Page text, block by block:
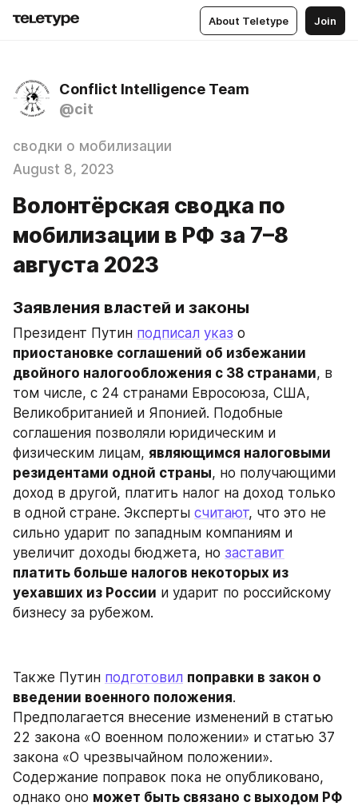
About Teletype Join
Conflict Intelligence Team
@cit
сводки о мобилизации
August 8, 2023
Волонтёрская сводка по
мобилизации в РФ за 7–8
августа 2023
Заявления властей и законы
Президент Путин подписал указ
приостановке соглашений об избежании
двойного налогообложения с 38 странами, в
том числе, с 24 странами Евросоюза, США,
Великобританией и Японией. Подобные
соглашения позволяли юридическим и
физическим лицам, являющимся налоговыми
резидентами одной страны, но получающими
доход в другой, платить налог на доход только
в одной стране. Эксперты считают, что это не
сильно ударит по западным компаниям и
увеличит доходы бюджета, но заставит
платить больше налогов некоторых из
уехавших из России и ударит по российскому
бизнесу за рубежом.
Также Путин подготовил поправки в закон о
введении военного положения.
Предполагается внесение изменений в статью
22 закона «О военном положении» и статью 37
закона «О чрезвычайном положении».
Содержание поправок пока не опубликовано,
однако оно может быть связано с выходом РФ